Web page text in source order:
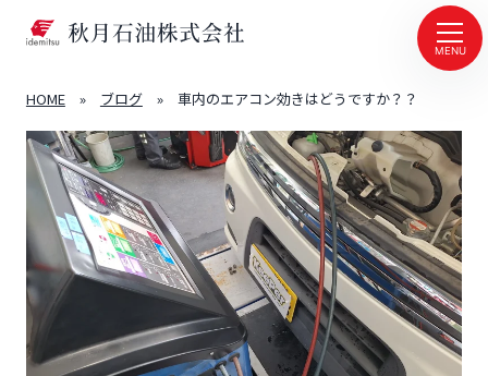
MENU
HOME » ブログ » 車内のエアコン効きはどうですか？？